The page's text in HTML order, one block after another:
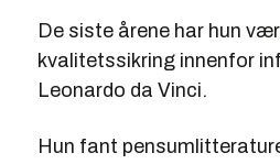
De siste årene har hun
kvalitetssikring innenfor
Leonardo da Vinci.
Hun fant